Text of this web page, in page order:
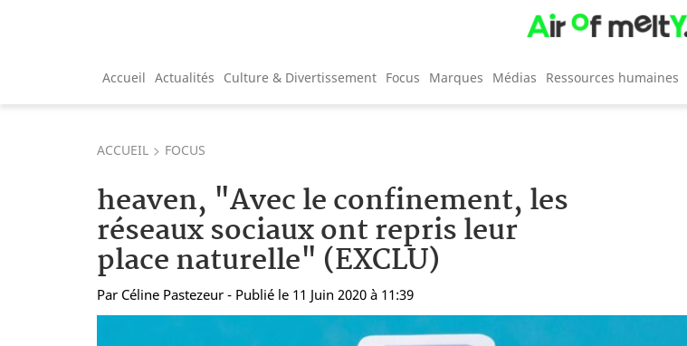
Accueil Actualités Culture & Divertissement Focus Marques Médias Ressources humaines
ACCUEIL FOCUS
heaven, "Avec le confinement, les
réseaux sociaux ont repris leur
place naturelle" (EXCLU)
Par Céline Pastezeur - Publié le 11 Juin 2020 à 11:39